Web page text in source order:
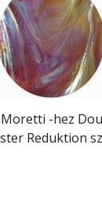
-hez
Reduktion